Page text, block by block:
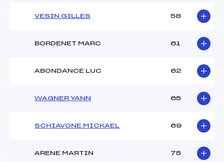
VESIN GILLES 58
BORDENET MARC 61
ABONDANCE LUC 62
WAGNER YANN 65
SCHIAVONE MICKAEL 69
ARENE MARTIN 75